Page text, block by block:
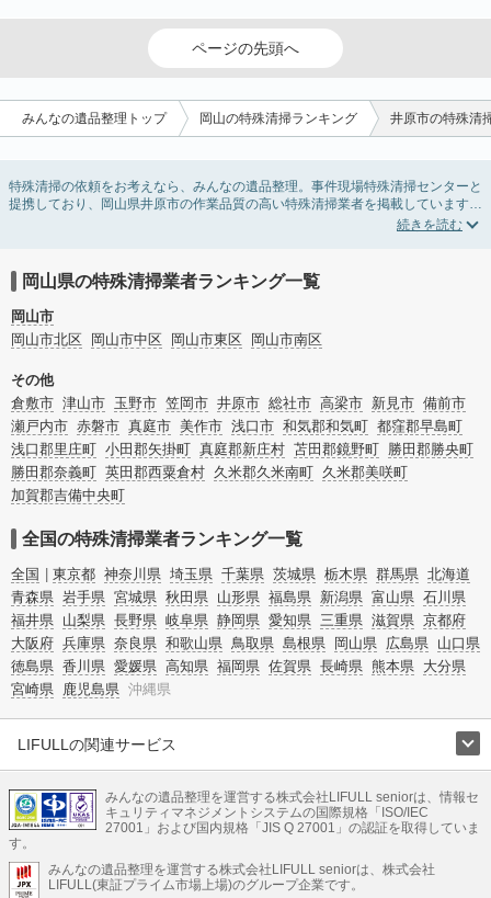
ページの先頭へ
みんなの遺品整理トップ 岡山の特殊清掃ランキング 井原市の特殊清
特殊清掃の依頼をお考えなら、みんなの遺品整理。事件現場特殊清掃センターと
提携しており、岡山県井原市の作業品質の高い特殊清掃業者を掲載しています。
孤独死・孤立死に伴う不用品の処分・回収・引き取りから、事件・事故・自殺現
ムによる原状回復・オゾン脱臭機による腐敗臭などの臭いの脱臭・消臭サービス
など絞り込み条件を利用し検索してみましょう。
また故人のご遺族だけでなく不動産管理会社様やオーナー様(賃貸家主様)、行政
のご担当者様でも相談できます。
岡山県の特殊清掃業者ランキング一覧
岡山市
岡山市北区
岡山市中区 岡山市東区 岡山市南区
その他
倉敷市 津山市 玉野市 笠岡市 井原市 総社市 高梁市 新見市 備前市
瀬戸内市 赤磐市 真庭市 美作市 浅口市 和気郡和気町 都窪郡早島町
浅口郡里庄町 小田郡矢掛町 真庭郡新庄村 苫田郡鏡野町 勝田郡勝央町
勝田郡奈義町 英田郡西粟倉村 久米郡久米南町 久米郡美咲町
加賀郡吉備中央町
全国の特殊清掃業者ランキング一覧
全国 東京都 神奈川県 埼玉県 千葉県 茨城県 栃木県 群馬県 北海道
青森県 岩手県 宮城県 秋田県 山形県 福島県 新潟県 富山県 石川県
福井県 山梨県 長野県 岐阜県 静岡県 愛知県 三重県 滋賀県 京都府
大阪府 兵庫県 奈良県 和歌山県 鳥取県 島根県 岡山県 広島県 山口県
徳島県 香川県 愛媛県 高知県 福岡県 佐賀県 長崎県 熊本県 大分県
宮崎県 鹿児島県 沖縄県
LIFULLの関連サービス
不動産・住宅
引越し 老人ホーム 地方創生 ママの就労支援
不動産クラウドファンディング 遺品整理 老後の暮らし情報
LIFULL HOME'Sのサービス
みんなの遺品整理を運営する株式会社LIFULL seniorは、情報セ
キュリティマネジメントシステムの国際規格「ISO/IEC
27001」および国内規格「JIS Q 27001」の認証を取得していま
す。
みんなの遺品整理を運営する株式会社LIFULL seniorは、株式会社
LIFULL(東証プライム市場上場)のグループ企業です。